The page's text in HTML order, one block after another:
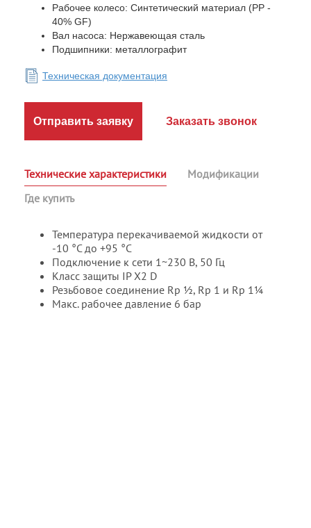
Рабочее колесо: Синтетический материал (PP -
40% GF)
Вал насоса: Нержавеющая сталь
Подшипники: металлографит
Техническая документация
Отправить заявку Заказать звонок
Технические характеристики
Модификации
Где купить
Температура перекачиваемой жидкости от
-10 °C до +95 °C
Подключение к сети 1~230 В, 50 Гц
Класс защиты IP X2 D
Резьбовое соединение Rp ½, Rp 1 и Rp 1¼
Макс. рабочее давление 6 бар